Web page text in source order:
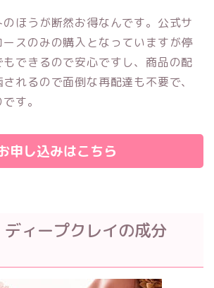
ほうが断然お得なんです。公式サ
スのみの購入となっていますが停
もできるので安心ですし、商品の配
れるので面倒な再配達も不要で、
す。
申し込みはこちら
ディープクレイの成分